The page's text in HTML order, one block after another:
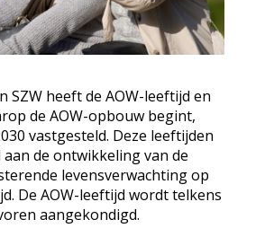
SZW heeft de AOW-leeftijd en
de AOW-opbouw begint,
vastgesteld. Deze leeftijden
de ontwikkeling van de
levensverwachting op
De AOW-leeftijd wordt telkens
aangekondigd.